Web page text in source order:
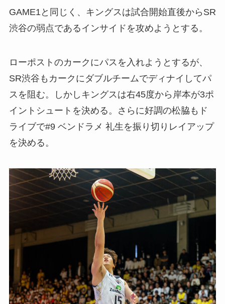
GAME1と同じく、キングスは試合開始直後からSR
渋谷の弱点であるインサイドを攻めようとする。
ローポストのカークにパスを入れようとするが、
SR渋谷もカークにダブルチームでディナイしてパ
スを阻む。しかしキングスは右45度から岸本が3ポ
イントシュートを決める。さらに好調の松脇もド
ライブで#9 ベンドラメ 礼生を振り切りレイアップ
を決める。